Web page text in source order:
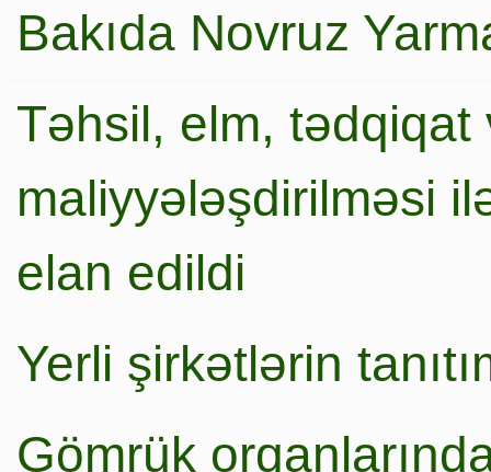
Bakıda Novruz
Təhsil, elm,
maliyyələşdirilməsi
elan edildi
Yerli şirkətlərin
Gömrük